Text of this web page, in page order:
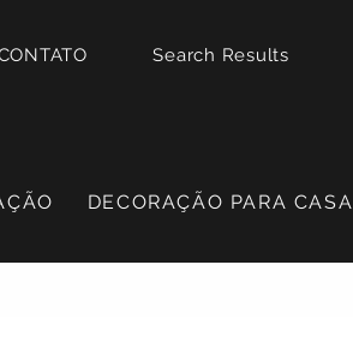
Search Results
DECORAÇÃO PARA CASA